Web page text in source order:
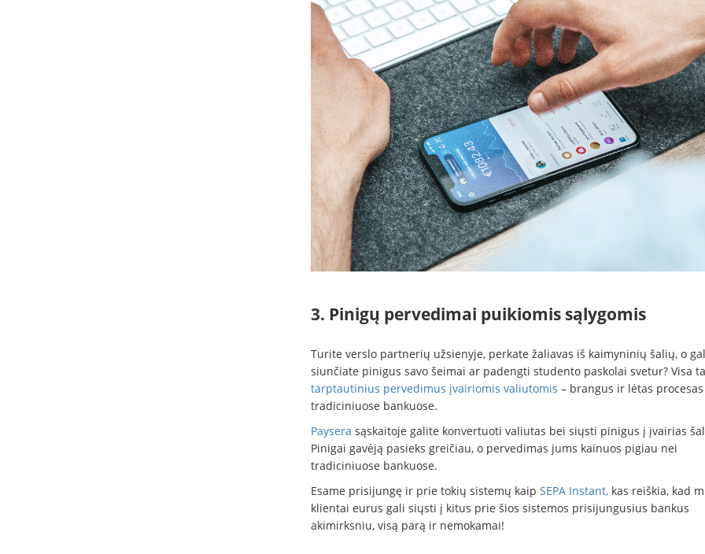
3. Pinigų pervedimai puikiomis sąlygomis
Turite verslo partnerių užsienyje, perkate žaliavas iš kaimyninių šalių, o gal
siunčiate pinigus savo šeimai ar padengti studento paskolai svetur? Visa
tarptautinius pervedimus įvairiomis valiutomis – brangus ir lėtas procesas
tradiciniuose bankuose.
Paysera sąskaitoje galite konvertuoti valiutas bei siųsti pinigus į įvairias
Pinigai gavėją pasieks greičiau, o pervedimas jums kainuos pigiau nei
tradiciniuose bankuose.
Esame prisijungę ir prie tokių sistemų kaip SEPA Instant,kas reiškia, kad
klientai eurus gali siųsti į kitus prie šios sistemos prisijungusius bankus
akimirksniu, visą parą ir nemokamai!